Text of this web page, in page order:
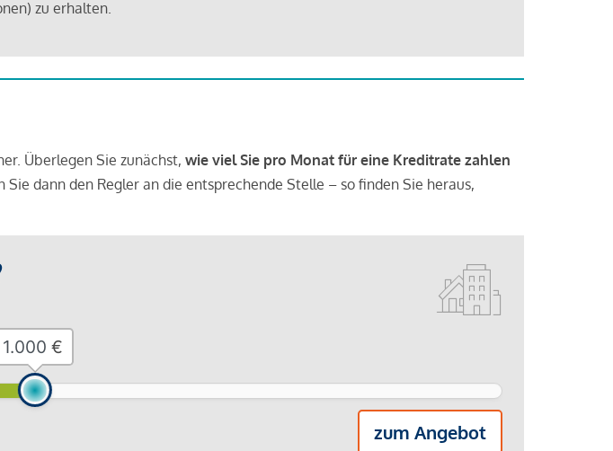
zu erhalten.
Überlegen Sie zunächst, wie viel Sie pro Monat für eine Kreditrate zahlen
dann den Regler an die entsprechende Stelle – so finden Sie heraus,
zum Angebot
€